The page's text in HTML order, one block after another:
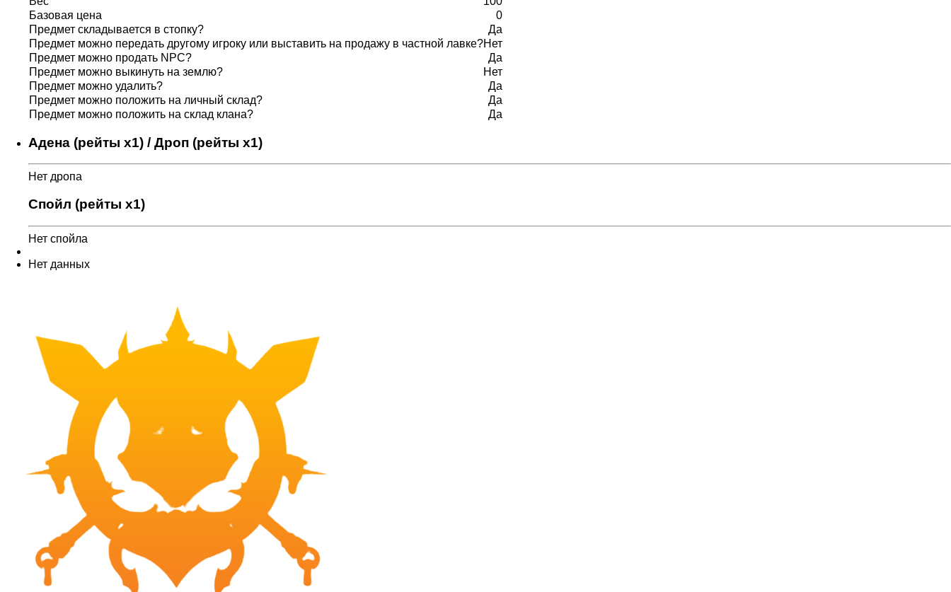
Базовая цена
0
Предмет складывается в стопку?
Да
Предмет можно передать другому игроку или выставить на продажу в частной лавке?Нет
Предмет можно продать NPC?
Да
Предмет можно выкинуть на землю?
Нет
Предмет можно удалить?
Да
Предмет можно положить на личный склад?
Да
Предмет можно положить на склад клана?
Да
Адена (рейты x1) / Дроп (рейты x1)
Нет дропа
Спойл (рейты x1)
Нет спойла
Нет данных